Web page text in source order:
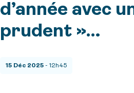
d’année avec
prudent »…
15 Déc 2025 - 12h45